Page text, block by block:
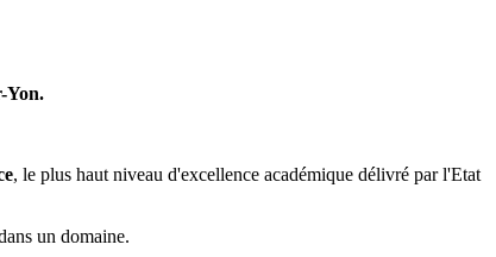
Yon.
, le plus haut niveau d'excellence académique délivré par l'Etat
un domaine.